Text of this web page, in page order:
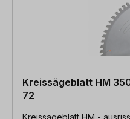
Kreissägeblatt HM
72
Kreissägeblatt HM -